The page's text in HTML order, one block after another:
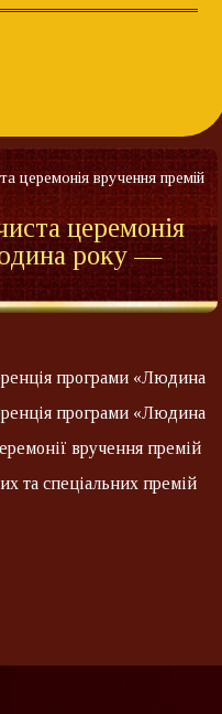
церемонія вручення премій
церемонія
року —
програми «Людина
програми «Людина
вручення премій
та спеціальних премій